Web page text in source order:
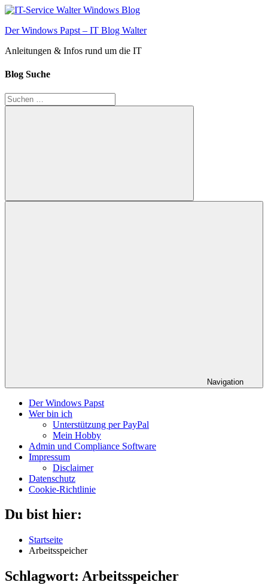
Zum
springen
Der Windows Papst – IT Blog Walter
Anleitungen & Infos rund um die IT
Blog Suche
Suchen
nach:
Suchen
Navigation
Der Windows Papst
Wer bin ich
Unterstützung per PayPal
Mein Hobby
Admin und Compliance Software
Impressum
Disclaimer
Datenschutz
Cookie-Richtlinie
Du bist hier:
Startseite
Arbeitsspeicher
Schlagwort: Arbeitsspeicher